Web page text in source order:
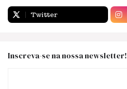
Twitter
Inscreva-se na nossa newsletter!